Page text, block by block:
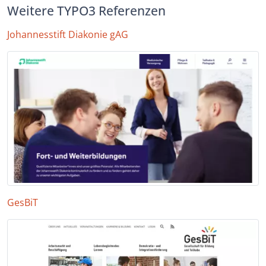
Weitere TYPO3 Referenzen
Johannesstift Diakonie gAG
GesBiT